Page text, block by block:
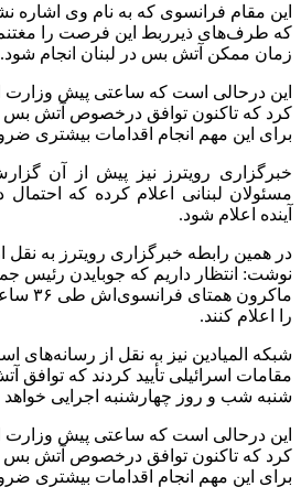
این مقام فرانسوی که به نام وی اشاره
که طرف‌های ذیرربط این فرصت را
زمان ممکن آتش بس در لبنان انجام شود.
این درحالی است که ساعتی پیش وزارت
کرد که تاکنون توافق درخصوص آتش بس
برای این مهم انجام اقدامات بیشتری
خبرگزاری رویترز نیز پیش از آن
مسئولان لبنانی اعلام کرده که
آینده اعلام شود.
نوشت: انتظار داریم که جوبایدن رئیس
را اعلام کنند.
شبکه المیادین نیز به نقل از رسانه‌های
مقامات اسرائیلی تأیید کردند که توافق
شنبه شب و روز چهارشنبه اجرایی
این درحالی است که ساعتی پیش وزارت
کرد که تاکنون توافق درخصوص آتش بس
برای این مهم انجام اقدامات بیشتری